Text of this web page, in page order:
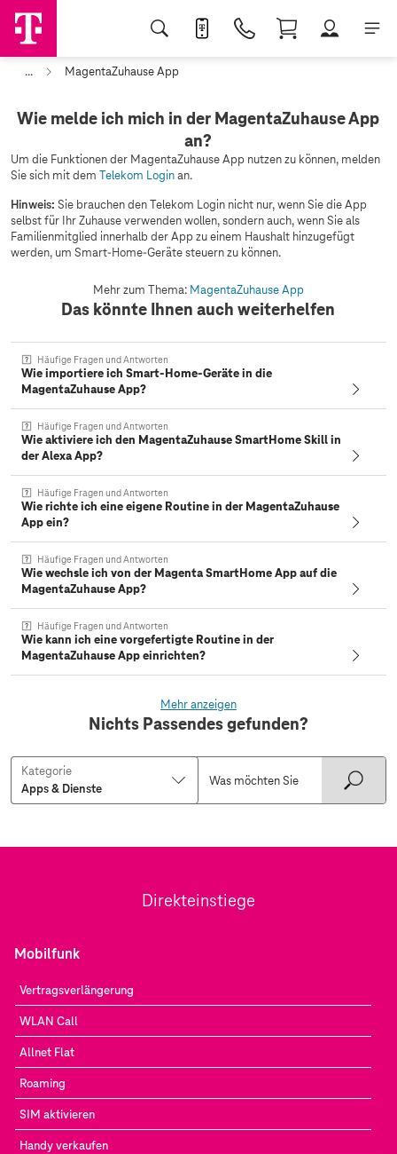
... MagentaZuhause App
Wie melde ich mich in der MagentaZuhause App
an?
Um die Funktionen der MagentaZuhause App nutzen zu können, melden
Sie sich mit dem Telekom Loginan.
Hinweis: Sie brauchen den Telekom Login nicht nur, wenn Sie die App
selbst für Ihr Zuhause verwenden wollen, sondern auch, wenn Sie als
Familienmitglied innerhalb der App zu einem Haushalt hinzugefügt
werden, um Smart-Home-Geräte steuern zu können.
Mehr zum Thema: MagentaZuhause App
Das könnte Ihnen auch weiterhelfen
Häufige Fragen und Antworten
Wie importiere ich Smart-Home-Geräte in die
MagentaZuhause App?
Häufige Fragen und Antworten
Wie aktiviere ich den MagentaZuhause SmartHome Skill in
der Alexa App?
Häufige Fragen und Antworten
Wie richte ich eine eigene Routine in der MagentaZuhause
App ein?
Häufige Fragen und Antworten
Wie wechsle ich von der Magenta SmartHome App auf die
MagentaZuhause App?
Häufige Fragen und Antworten
Wie kann ich eine vorgefertigte Routine in der
MagentaZuhause App einrichten?
Mehr anzeigen
Nichts Passendes gefunden?
Kategorie
Direkteinstiege
Mobilfunk
Vertragsverlängerung
WLAN Call
Allnet Flat
Roaming
SIM aktivieren
Handy verkaufen